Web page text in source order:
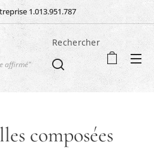
1.013.951.787
affirmé"
Rechercher
composées